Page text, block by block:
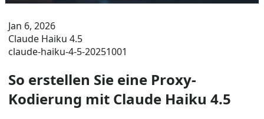
Jan 6, 2026
Claude Haiku 4.5
claude-haiku-4-5-20251001
So erstellen Sie eine Proxy-
Kodierung mit Claude Haiku 4.5